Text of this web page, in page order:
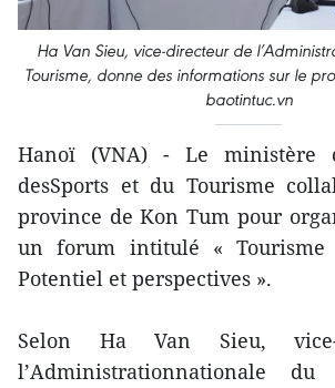
Ha Van Sieu, vice-directeur de
Tourisme, donne des informations sur le
baotintuc.vn
Hanoï (VNA) - Le ministère
desSports et du Tourisme
province de Kon Tum pour
un forum intitulé «
Potentiel et perspectives ».
Selon Ha Van Sieu,
l’Administrationnationale